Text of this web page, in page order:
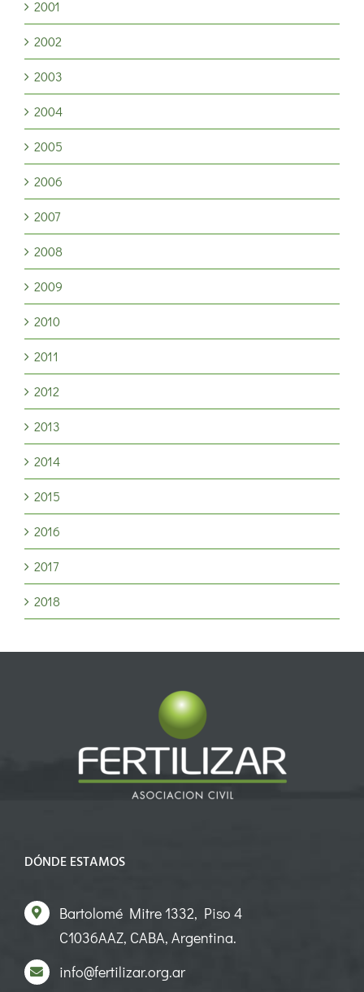
2001
2002
2003
2004
2005
2006
2007
2008
2009
2010
2011
2012
2013
2014
2015
2016
2017
2018
DÓNDE ESTAMOS
Bartolomé Mitre 1332, Piso 4
C1036AAZ, CABA, Argentina.
info@fertilizar.org.ar